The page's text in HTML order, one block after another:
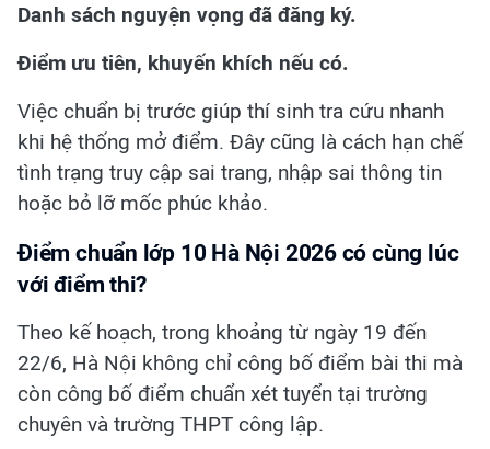
Danh sách nguyện vọng đã đăng ký.
Điểm ưu tiên, khuyến khích nếu có.
Việc chuẩn bị trước giúp thí sinh tra cứu nhanh
khi hệ thống mở điểm. Đây cũng là cách hạn chế
tình trạng truy cập sai trang, nhập sai thông tin
hoặc bỏ lỡ mốc phúc khảo.
Điểm chuẩn lớp 10 Hà Nội 2026 có cùng lúc
với điểm thi?
Theo kế hoạch, trong khoảng từ ngày 19 đến
22/6, Hà Nội không chỉ công bố điểm bài thi mà
còn công bố điểm chuẩn xét tuyển tại trường
chuyên và trường THPT công lập.